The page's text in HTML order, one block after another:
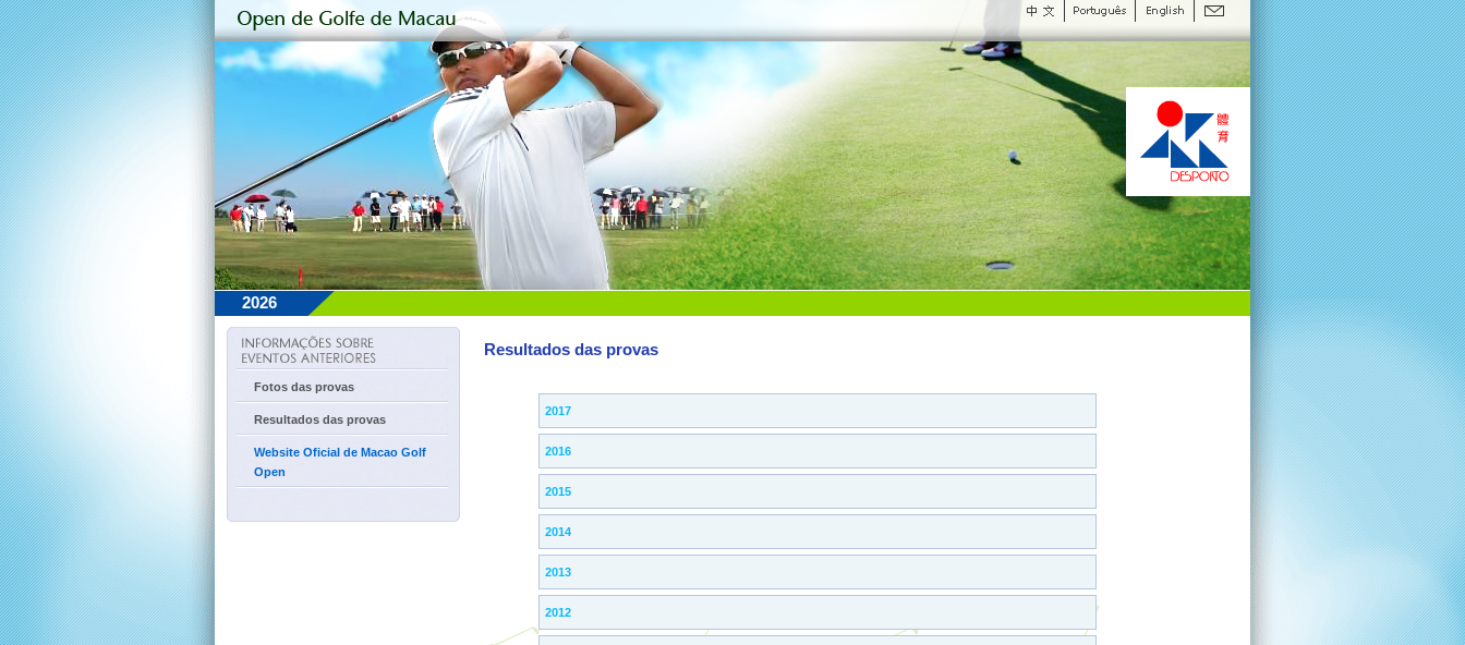
2026
Fotos das provas
Resultados das provas
Website Oficial de Macao Golf
Open
Resultados das provas
2017
2016
2015
2014
2013
2012